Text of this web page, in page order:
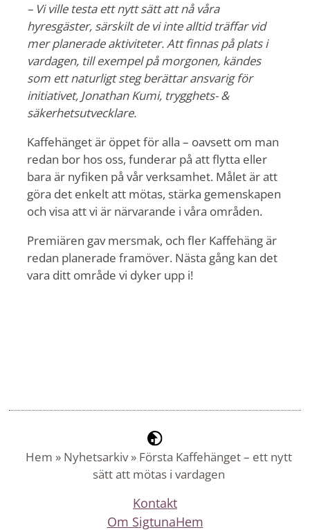
– Vi ville testa ett nytt sätt att nå våra
hyresgäster, särskilt de vi inte alltid träffar vid
mer planerade aktiviteter. Att finnas på plats i
vardagen, till exempel på morgonen, kändes
som ett naturligt steg berättar ansvarig för
initiativet, Jonathan Kumi, trygghets- &
säkerhetsutvecklare.
Kaffehänget är öppet för alla – oavsett om man
redan bor hos oss, funderar på att flytta eller
bara är nyfiken på vår verksamhet. Målet är att
göra det enkelt att mötas, stärka gemenskapen
och visa att vi är närvarande i våra områden.
Premiären gav mersmak, och fler Kaffehäng är
redan planerade framöver. Nästa gång kan det
vara ditt område vi dyker upp i!
Hem » Nyhetsarkiv» Första Kaffehänget – ett nytt
sätt att mötas i vardagen
Kontakt
Om SigtunaHem